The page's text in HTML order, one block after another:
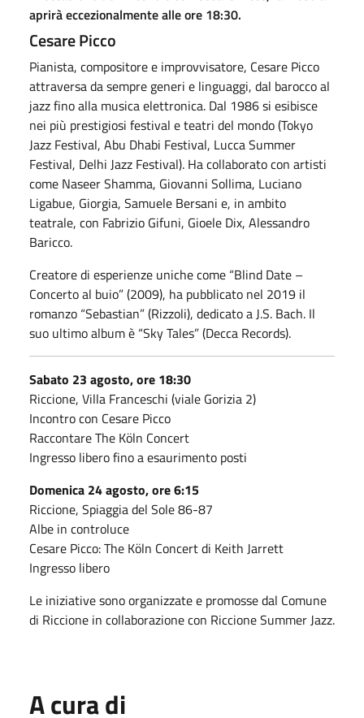
aprirà eccezionalmente alle ore 18:30.
Cesare Picco
Pianista, compositore e improvvisatore, Cesare Picco
attraversa da sempre generi e linguaggi, dal barocco al
jazz fino alla musica elettronica. Dal 1986 si esibisce
nei più prestigiosi festival e teatri del mondo (Tokyo
Jazz Festival, Abu Dhabi Festival, Lucca Summer
Festival, Delhi Jazz Festival). Ha collaborato con artisti
come Naseer Shamma, Giovanni Sollima, Luciano
Ligabue, Giorgia, Samuele Bersani e, in ambito
teatrale, con Fabrizio Gifuni, Gioele Dix, Alessandro
Baricco.
Creatore di esperienze uniche come “Blind Date –
Concerto al buio” (2009), ha pubblicato nel 2019 il
romanzo “Sebastian” (Rizzoli), dedicato a J.S. Bach. Il
suo ultimo album è “Sky Tales” (Decca Records).
Sabato 23 agosto, ore 18:30
Riccione, Villa Franceschi (viale Gorizia 2)
Incontro con Cesare Picco
Raccontare The Köln Concert
Ingresso libero fino a esaurimento posti
Domenica 24 agosto, ore 6:15
Riccione, Spiaggia del Sole 86-87
Albe in controluce
Cesare Picco: The Köln Concert di Keith Jarrett
Ingresso libero
Le iniziative sono organizzate e promosse dal Comune
di Riccione in collaborazione con Riccione Summer Jazz.
A cura di